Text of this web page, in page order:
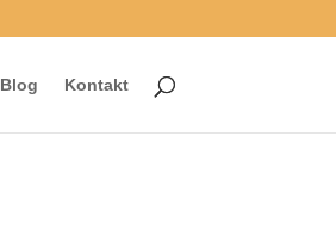
Blog Kontakt